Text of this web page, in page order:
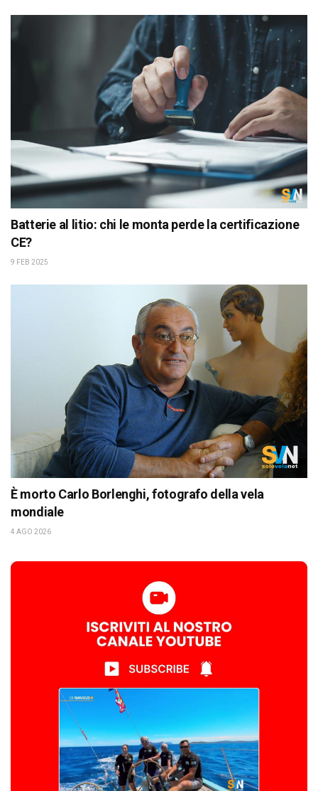
Batterie al litio: chi le monta perde la certificazione
CE?
9 FEB 2025
È morto Carlo Borlenghi, fotografo della vela
mondiale
4 AGO 2026